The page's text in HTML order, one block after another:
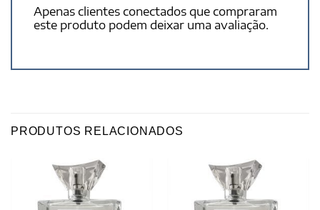
Apenas clientes conectados que compraram
este produto podem deixar uma avaliação.
PRODUTOS RELACIONADOS